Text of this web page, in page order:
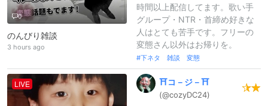
0
のんびり雑談
3 hours ago
時間以上配信してます。歌い手
グループ・NTR・首締め好きな
人はとても苦手です。フリーの
変態さん以外はお帰りを。
下ネタ 雑談 変態
LIVE ⛩️コ－ジ－⛩️
(@cozyDC24)